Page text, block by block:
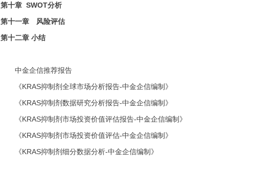
第十章 SWOT分析
第十一章 风险评估
第十二章 小结
中金企信推荐报告
《KRAS抑制剂全球市场分析报告-中金企信编制》
《KRAS抑制剂数据研究分析报告-中金企信编制》
《KRAS抑制剂市场投资价值评估报告-中金企信编制》
《KRAS抑制剂市场投资价值评估-中金企信编制 》
《KRAS抑制剂细分数据分析-中金企信编制 》